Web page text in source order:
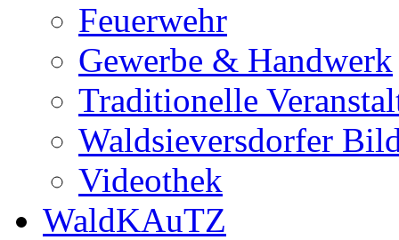
Feuerwehr
Gewerbe & Handwerk
Traditionelle
Waldsieversdorfer
Videothek
WaldKAuTZ